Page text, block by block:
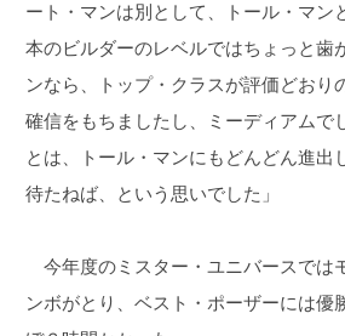
ート・マンは別として、トール・マ
本のビルダーのレベルではちょっと
ンなら、トップ・クラスが評価どお
確信をもちましたし、ミーディアム
とは、トール・マンにもどんどん進
待たねば、という思いでした」
今年度のミスター・ユニバースでは
ンボがとり、ベスト・ポーザーには